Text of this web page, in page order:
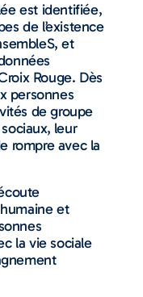
est identifiée,
de l’existence
et
Rouge. Dès
personnes
de groupe
leur
rompre avec la
et
la vie sociale